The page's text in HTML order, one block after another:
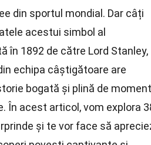
din sportul mondial. Dar câți
acestui simbol al
în 1892 de către Lord Stanley,
echipa câștigătoare are
bogată și plină de
În acest articol, vom explora
și te vor face să